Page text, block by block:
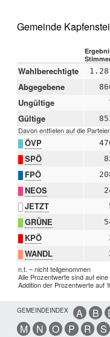
Gemeinde
Wahlberechtigte
Abgegebene
Ungültige
Gültige
Davon entfielen auf die
ÖVP
SPÖ
FPÖ
NEOS
JETZT
GRÜNE
KPÖ
WANDL
n.t. – nicht teilgenommen
Alle Prozentwerte sind auf
Addition der Prozentwerte auf
GEMEINDEINDEX A B
M
N O P R S